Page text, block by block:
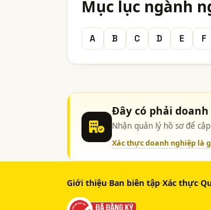
Mục lục ngành
A B C D E F
Đây có phải
Nhận quản lý hồ sơ để
Xác thực doanh nghiệp là
Giới thiệu·Ban biên tập·Xác thực·